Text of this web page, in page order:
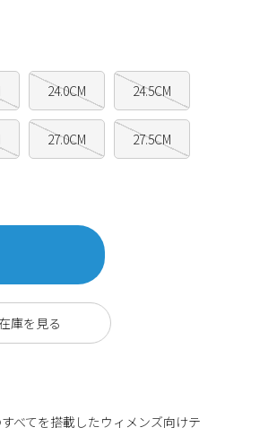
24.0CM 24.5CM
27.0CM 27.5CM
べてを搭載したウィメンズ向けテ